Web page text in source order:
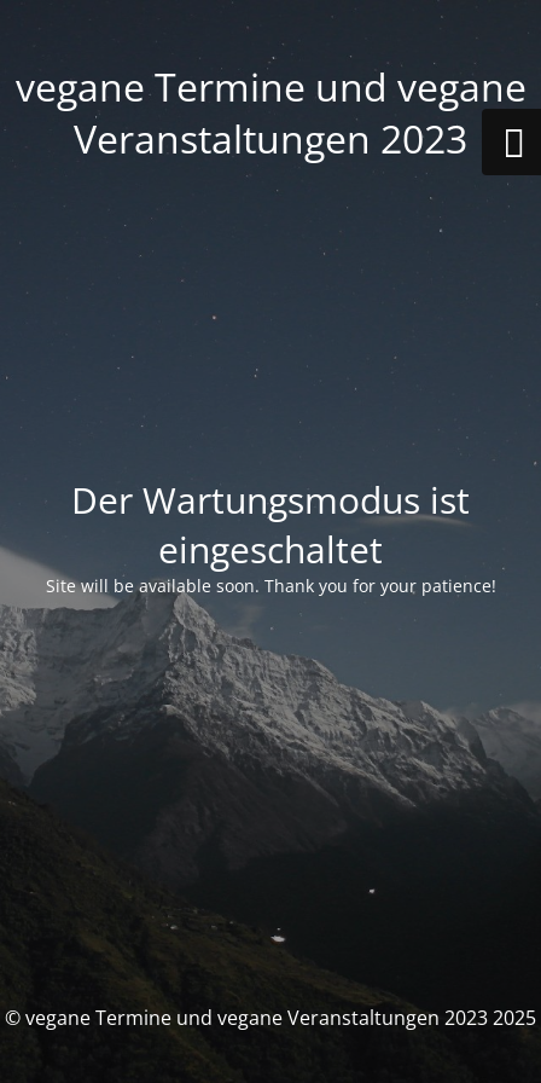
vegane Termine und vegane
Veranstaltungen 2023
Der Wartungsmodus ist
eingeschaltet
Site will be available soon. Thank you for your patience!
© vegane Termine und vegane Veranstaltungen 2023 2025